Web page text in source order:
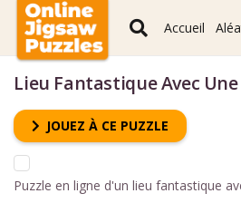
Accueil
Lieu Fantastique Avec
JOUEZ À CE PUZZLE
Puzzle en ligne d'un lieu fantastique